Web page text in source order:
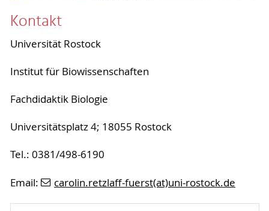
Kontakt
Universität Rostock
Institut für Biowissenschaften
Fachdidaktik Biologie
Universitätsplatz 4; 18055 Rostock
Tel.: 0381/498-6190
Email: carolin.retzlaff-fuerst(at)uni-rostock.de